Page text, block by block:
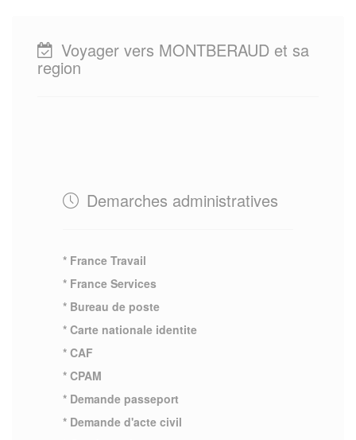
Voyager vers MONTBERAUD et sa
region
Demarches administratives
* France Travail
* France Services
* Bureau de poste
* Carte nationale identite
* CAF
* CPAM
* Demande passeport
* Demande d'acte civil